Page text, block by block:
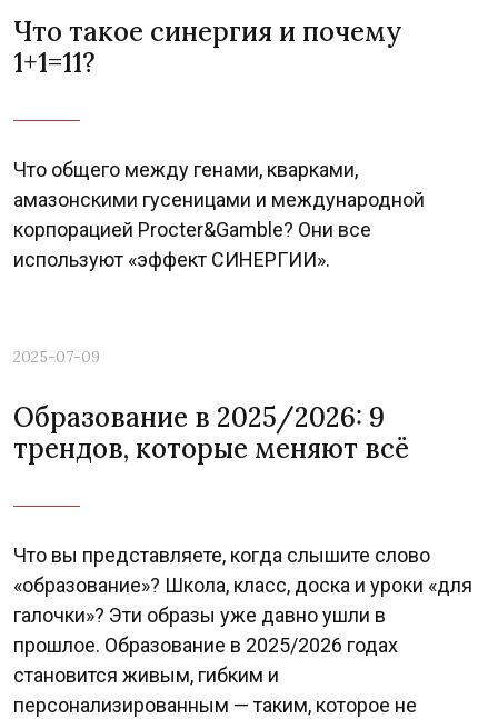
Что такое синергия и почему
1+1=11?
Что общего между генами, кварками,
амазонскими гусеницами и международной
корпорацией Procter&Gamble? Они все
используют «эффект СИНЕРГИИ».
2025-07-09
Образование в 2025/2026: 9
трендов, которые меняют всё
Что вы представляете, когда слышите слово
«образование»? Школа, класс, доска и уроки «для
галочки»? Эти образы уже давно ушли в
прошлое. Образование в 2025/2026 годах
становится живым, гибким и
персонализированным — таким, которое не